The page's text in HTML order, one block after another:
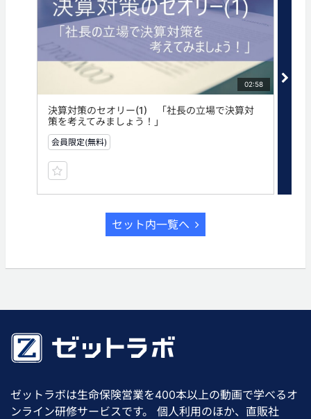
法人保険 法人生命保険 生命保険
02:58
決算対策のセオリー(1) 「社長の立場で決算対
策を考えてみましょう！」
会員限定(無料)
セット内一覧へ
ゼットラボは生命保険営業を400本以上の動画で学べるオ
ンライン研修サービスです。 個人利用のほか、直販社